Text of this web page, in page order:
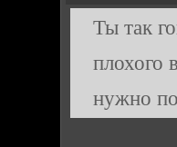
Ты так
плохого
нужно